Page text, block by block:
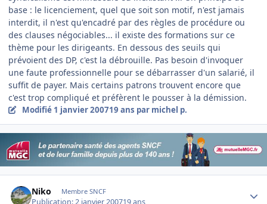
base : le licenciement, quel que soit son motif, n'est jamais
interdit, il n'est qu'encadré par des règles de procédure ou
des clauses négociables... il existe des formations sur ce
thème pour les dirigeants. En dessous des seuils qui
prévoient des DP, c'est la débrouille. Pas besoin d'invoquer
une faute professionnelle pour se débarrasser d'un salarié, il
suffit de payer. Mais certains patrons trouvent encore que
c'est trop compliqué et préfèrent le pousser à la démission.
Modifié 1 janvier 200719 ans par michel p.
Niko Membre SNCF